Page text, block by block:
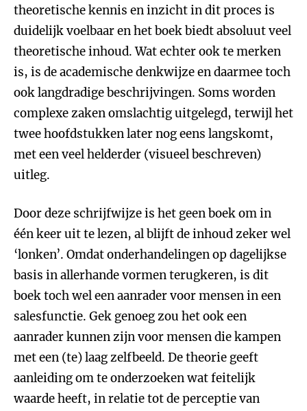
theoretische kennis en inzicht in dit proces is
duidelijk voelbaar en het boek biedt absoluut veel
theoretische inhoud. Wat echter ook te merken
is, is de academische denkwijze en daarmee toch
ook langdradige beschrijvingen. Soms worden
complexe zaken omslachtig uitgelegd, terwijl het
twee hoofdstukken later nog eens langskomt,
met een veel helderder (visueel beschreven)
uitleg.
Door deze schrijfwijze is het geen boek om in
één keer uit te lezen, al blijft de inhoud zeker wel
‘lonken’. Omdat onderhandelingen op dagelijkse
basis in allerhande vormen terugkeren, is dit
boek toch wel een aanrader voor mensen in een
salesfunctie. Gek genoeg zou het ook een
aanrader kunnen zijn voor mensen die kampen
met een (te) laag zelfbeeld. De theorie geeft
aanleiding om te onderzoeken wat feitelijk
waarde heeft, in relatie tot de perceptie van